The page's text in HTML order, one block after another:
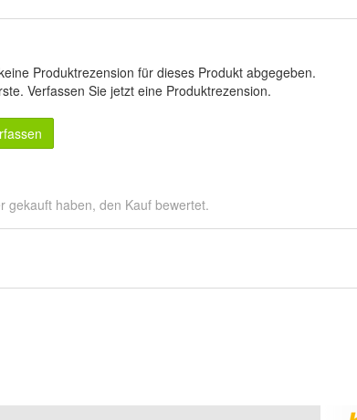
Produktrezension für dieses Produkt abgegeben.
Verfassen Sie jetzt eine Produktrezension.
gekauft haben, den Kauf bewertet.